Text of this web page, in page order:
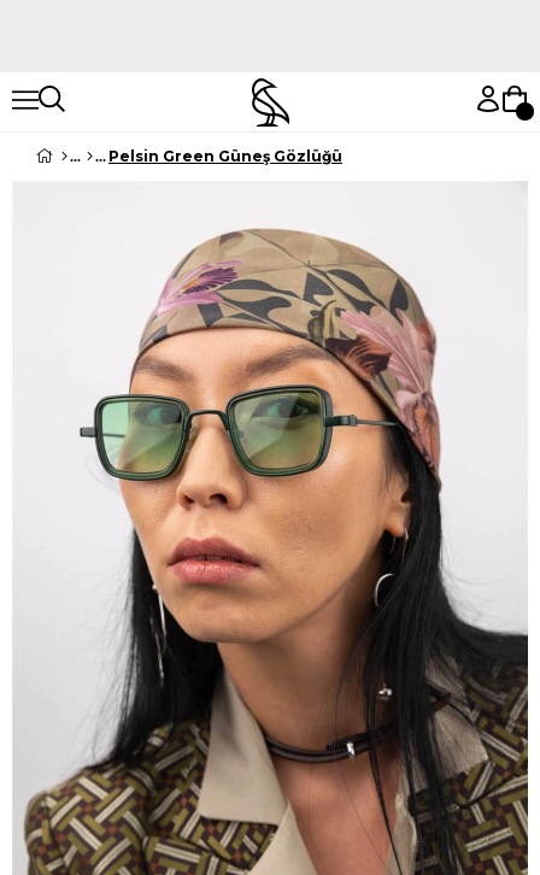
Pelsin Green Güneş Gözlüğü